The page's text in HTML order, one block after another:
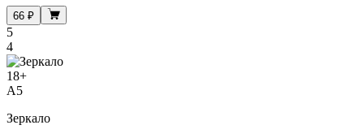
66 ₽
5
4
18+
A5
Зеркало